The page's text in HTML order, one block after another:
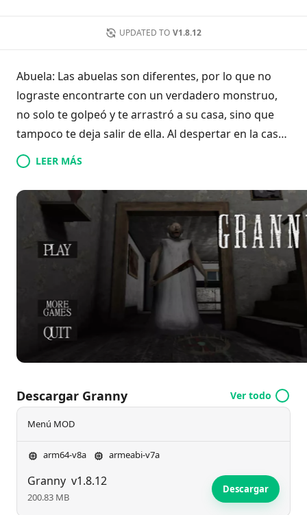
UPDATED TO V1.8.12
Abuela: Las abuelas son diferentes, por lo que no
lograste encontrarte con un verdadero monstruo,
no solo te golpeó y te arrastró a su casa, sino que
tampoco te deja salir de ella. Al despertar en la casa,
solo debes tener una idea en tu cabeza, y es cómo
escapar de este lugar. Usa el entorno, esconde,
corre y vuelve a esconderte, haz todo lo que puedas
para escapar de este lugar terrible. Y lo más
importante, no caigas en la trampa de la abuela, de
lo contrario volverás a golpear.
LEER MÁS
Descargar Granny Ver todo
Menú MOD
arm64-v8a armeabi-v7a
Granny v1.8.12
200.83 MB
Descargar